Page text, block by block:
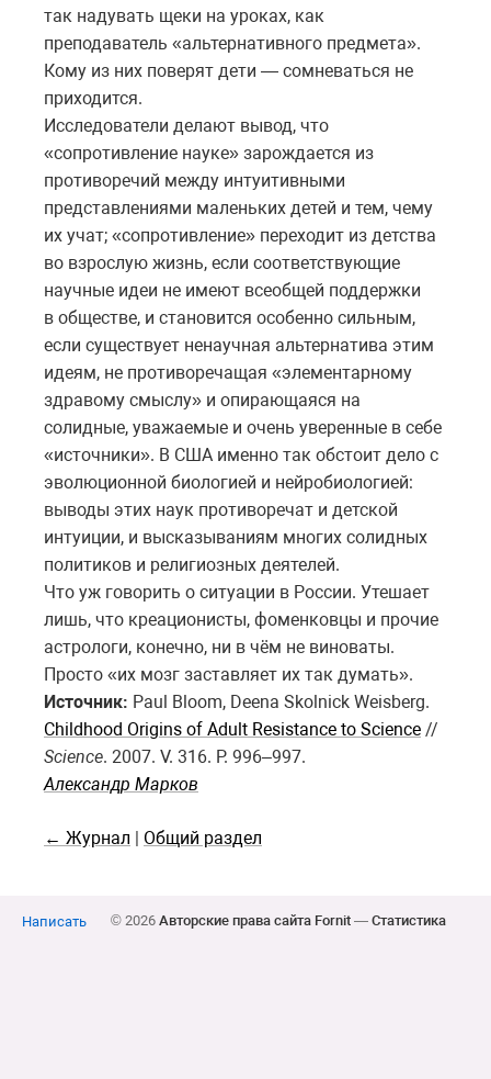
так надувать щеки на уроках, как
преподаватель «альтернативного предмета».
Кому из них поверят дети — сомневаться не
приходится.
Исследователи делают вывод, что
«сопротивление науке» зарождается из
противоречий между интуитивными
представлениями маленьких детей и тем, чему
их учат; «сопротивление» переходит из детства
во взрослую жизнь, если соответствующие
научные идеи не имеют всеобщей поддержки
в обществе, и становится особенно сильным,
если существует ненаучная альтернатива этим
идеям, не противоречащая «элементарному
здравому смыслу» и опирающаяся на
солидные, уважаемые и очень уверенные в себе
«источники». В США именно так обстоит дело с
эволюционной биологией и нейробиологией:
выводы этих наук противоречат и детской
интуиции, и высказываниям многих солидных
политиков и религиозных деятелей.
Что уж говорить о ситуации в России. Утешает
лишь, что креационисты, фоменковцы и прочие
астрологи, конечно, ни в чём не виноваты.
Просто «их мозг заставляет их так думать».
Источник: Paul Bloom, Deena Skolnick Weisberg.
Childhood Origins of Adult Resistance to Science //
Science. 2007. V. 316. P. 996–997.
Александр Марков
← Журнал | Общий раздел
Написать © 2026 Авторские права сайта Fornit— Статистика